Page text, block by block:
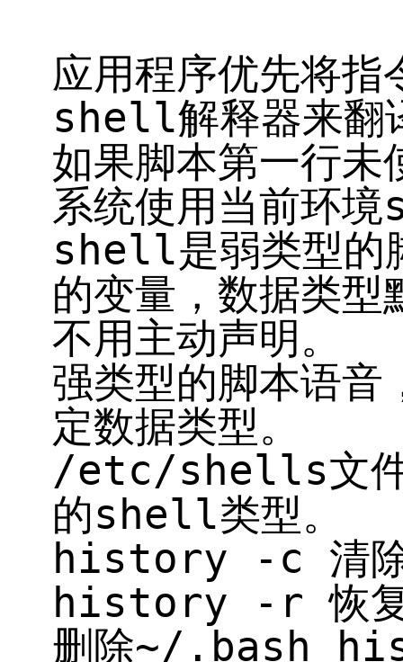
应用程序优先将
shell解释器来翻
如果脚本第一行
系统使用当前环
shell是弱类型的
的变量，数据类型
不用主动声明。
强类型的脚本语音
定数据类型。
/etc/shells文件
的shell类型。
history -c 清除
history -r 恢复
删除~/